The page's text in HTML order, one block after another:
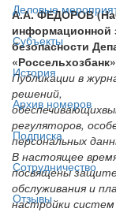
Деловые
Субъекты
История
Архив номеров
Подписка
Сотрудничество
Отзывы
А.А. ФЕДОРОВ
информационной
безопасности
Публикации в
решений,
регуляторов,
персональных
В настоящее
посвящены
обслуживания и
настройки